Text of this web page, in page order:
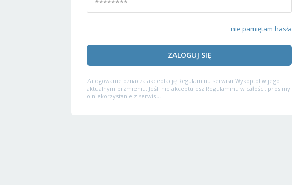
nie pamiętam hasła
ZALOGUJ SIĘ
Zalogowanie oznacza akceptację Regulaminu serwisu Wykop.pl w jego
aktualnym brzmieniu. Jeśli nie akceptujesz Regulaminu w całości, prosimy
o niekorzystanie z serwisu.